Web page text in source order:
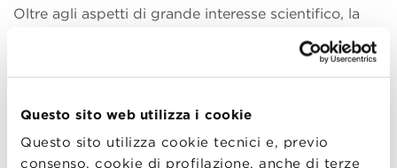
Questo sito web utilizza i cookie
Questo sito utilizza cookie tecnici e, previo
consenso, cookie di profilazione, anche di terze
Oltre agli aspetti di grande interesse scientifico, la
nel quale Andrea
AccomazzoePaolo Ferri(European Space
professionalità insieme a tutti gli ostacoli che hanno
dovuto superare durante la missione per raggiungere
il successo.